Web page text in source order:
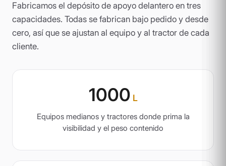
Fabricamos el depósito de apoyo delantero en tres
capacidades. Todas se fabrican bajo pedido y desde
cero, así que se ajustan al equipo y al tractor de cada
cliente.
1000 L
Equipos medianos y tractores donde prima la
visibilidad y el peso contenido